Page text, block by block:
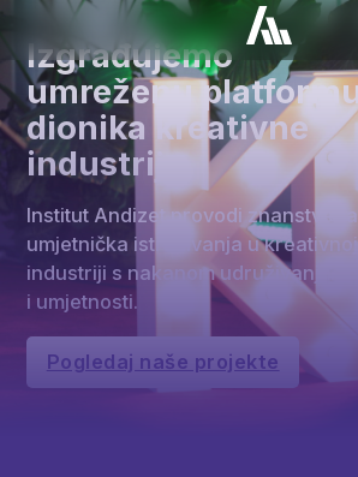
Izgrađujemo
umreženu
dionika kreativne
industrije
Institut Andizet provodi
umjetnička istraživanja u kreativnoj
industriji s nakanom udruživanja
i umjetnosti.
Pogledaj naše projekte